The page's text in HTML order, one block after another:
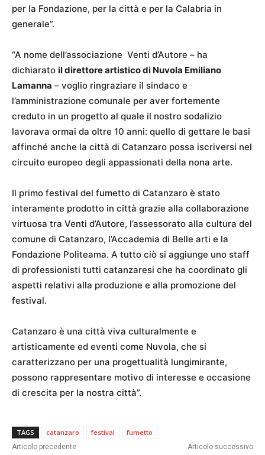
per la Fondazione, per la città e per la Calabria in
generale”.
“A nome dell’associazione Venti d’Autore – ha
dichiarato il direttore artistico di Nuvola Emiliano
Lamanna – voglio ringraziare il sindaco e
l’amministrazione comunale per aver fortemente
creduto in un progetto al quale il nostro sodalizio
lavorava ormai da oltre 10 anni: quello di gettare le basi
affinché anche la città di Catanzaro possa iscriversi nel
circuito europeo degli appassionati della nona arte.
Il primo festival del fumetto di Catanzaro è stato
interamente prodotto in città grazie alla collaborazione
virtuosa tra Venti d’Autore, l’assessorato alla cultura del
comune di Catanzaro, l’Accademia di Belle arti e la
Fondazione Politeama. A tutto ciò si aggiunge uno staff
di professionisti tutti catanzaresi che ha coordinato gli
aspetti relativi alla produzione e alla promozione del
festival.
Catanzaro è una città viva culturalmente e
artisticamente ed eventi come Nuvola, che si
caratterizzano per una progettualità lungimirante,
possono rappresentare motivo di interesse e occasione
di crescita per la nostra città”.
TAGS catanzaro festival fumetto
Articolo precedente Articolo successivo